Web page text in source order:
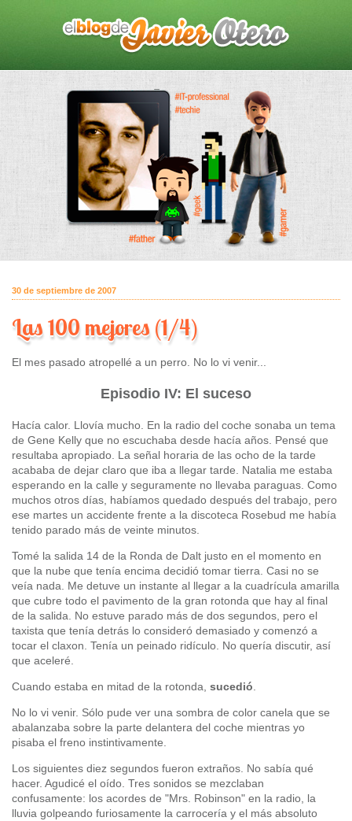
30 de septiembre de 2007
Las 100 mejores (1/4)
El mes pasado atropellé a un perro. No lo vi venir...
Episodio IV: El suceso
Hacía calor. Llovía mucho. En la radio del coche sonaba un tema
de Gene Kelly que no escuchaba desde hacía años. Pensé que
resultaba apropiado. La señal horaria de las ocho de la tarde
acababa de dejar claro que iba a llegar tarde. Natalia me estaba
esperando en la calle y seguramente no llevaba paraguas. Como
muchos otros días, habíamos quedado después del trabajo, pero
ese martes un accidente frente a la discoteca Rosebud me había
tenido parado más de veinte minutos.
Tomé la salida 14 de la Ronda de Dalt justo en el momento en
que la nube que tenía encima decidió tomar tierra. Casi no se
veía nada. Me detuve un instante al llegar a la cuadrícula amarilla
que cubre todo el pavimento de la gran rotonda que hay al final
de la salida. No estuve parado más de dos segundos, pero el
taxista que tenía detrás lo consideró demasiado y comenzó a
tocar el claxon. Tenía un peinado ridículo. No quería discutir, así
que aceleré.
Cuando estaba en mitad de la rotonda, sucedió.
No lo vi venir. Sólo pude ver una sombra de color canela que se
abalanzaba sobre la parte delantera del coche mientras yo
pisaba el freno instintivamente.
Los siguientes diez segundos fueron extraños. No sabía qué
hacer. Agudicé el oído. Tres sonidos se mezclaban
confusamente: los acordes de "Mrs. Robinson" en la radio, la
lluvia golpeando furiosamente la carrocería y el más absoluto